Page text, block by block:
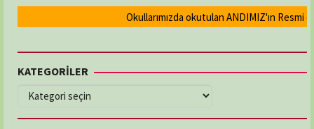
Okullarımızda okutulan ANDIMIZ'ın Resmi
KATEGORİLER
KATEGORİLER